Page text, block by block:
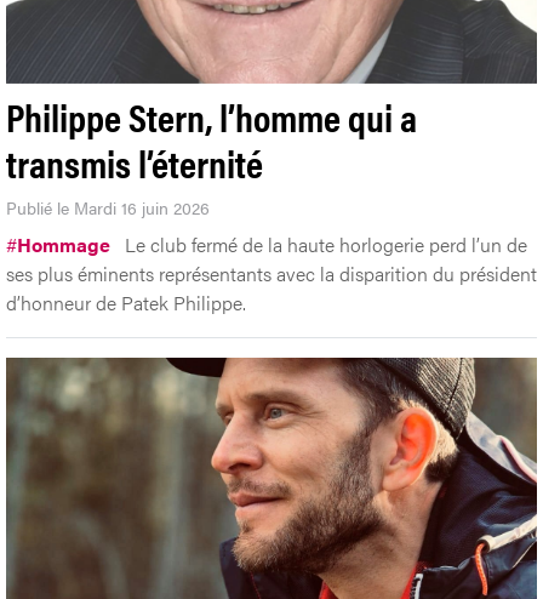
Philippe Stern, l’homme qui a
transmis l’éternité
Publié le Mardi 16 juin 2026
#Hommage Le club fermé de la haute horlogerie perd l’un de
ses plus éminents représentants avec la disparition du président
d’honneur de Patek Philippe.